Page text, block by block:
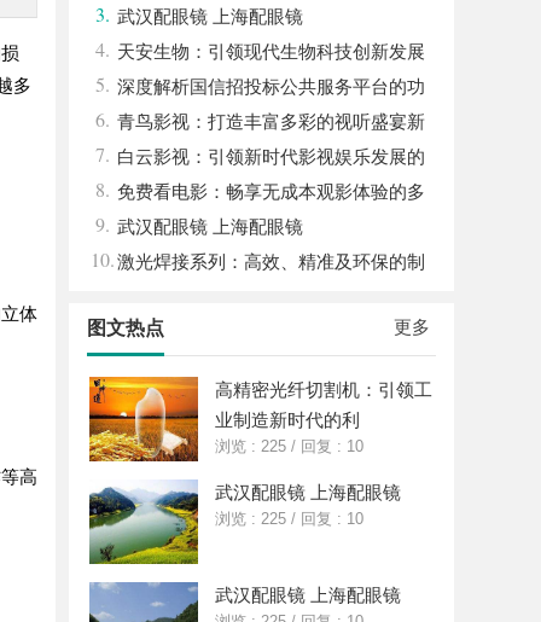
多
体
高
打造与市场开拓
3. 武汉配眼镜 上海配眼镜
4. 天安生物：引领现代生物科技创新发展
的先锋企业
5. 深度解析国信招投标公共服务平台的功
能与优势
6. 青鸟影视：打造丰富多彩的视听盛宴新
平台
7. 白云影视：引领新时代影视娱乐发展的
先锋力量
8. 免费看电影：畅享无成本观影体验的多
种途径与技巧
9. 武汉配眼镜 上海配眼镜
10.激光焊接系列：高效、精准及环保的制
更多
图文热点
高精密光纤切割机：引领工
业制造新时代的利
浏览 : 225 / 回复 : 10
武汉配眼镜 上海配眼镜
浏览 : 225 / 回复 : 10
武汉配眼镜 上海配眼镜